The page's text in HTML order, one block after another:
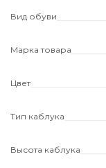
Вид обуви
Марка товара
Цвет
Тип каблука
Высота каблука